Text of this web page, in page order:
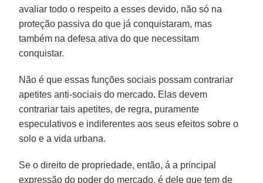
avaliar todo o respeito a esses devido, não só na
proteção passiva do que já conquistaram, mas
também na defesa ativa do que necessitam
conquistar.
Não é que essas funções sociais possam contrariar
apetites anti-sociais do mercado. Elas devem
contrariar tais apetites, de regra, puramente
especulativos e indiferentes aos seus efeitos sobre o
solo e a vida urbana.
Se o direito de propriedade, então, á a principal
expressão do poder do mercado, é dele que tem de